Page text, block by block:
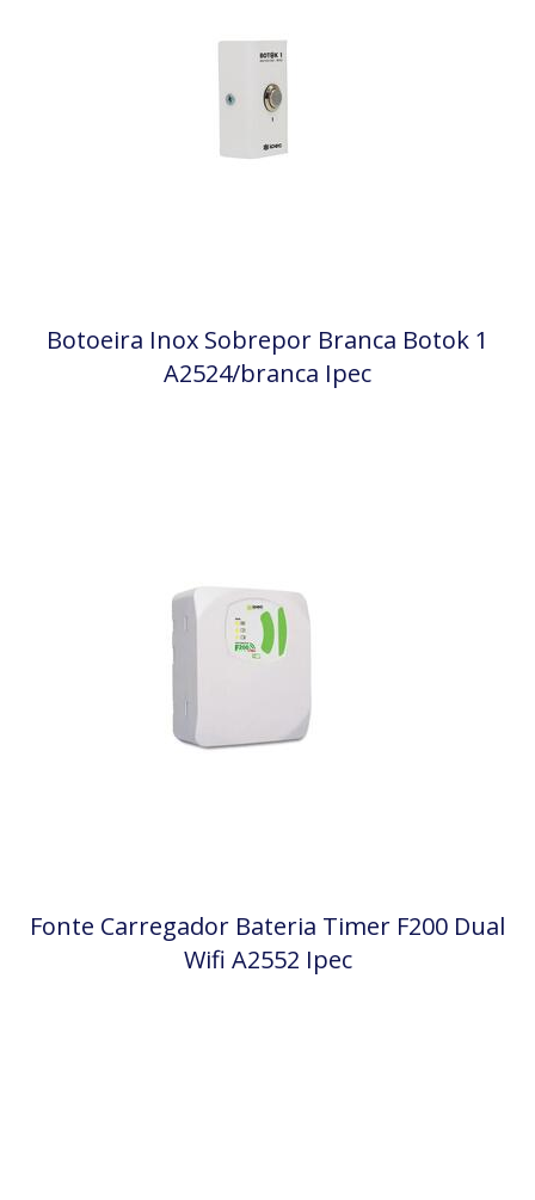
Botoeira Inox Sobrepor Branca Botok 1
A2524/branca Ipec
Fonte Carregador Bateria Timer F200 Dual
Wifi A2552 Ipec